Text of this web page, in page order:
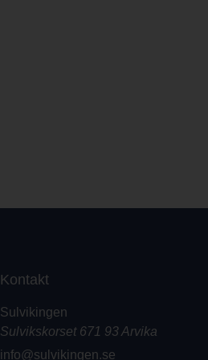
Kontakt
Sulvikingen
Sulvikskorset 671 93 Arvika
info@sulvikingen.se